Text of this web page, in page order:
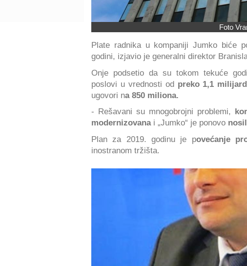
Foto
Plate radnika u kompaniji Jumko biće
godini, izjavio je generalni direktor
Onje podsetio da su tokom tekuće
poslovi u vrednosti od preko 1,1
ugovori na 850 miliona.
- Rešavani su mnogobrojni problemi,
modernizovana i „Jumko“ je ponovo
Plan za 2019. godinu je povećanje
inostranom tržišta.